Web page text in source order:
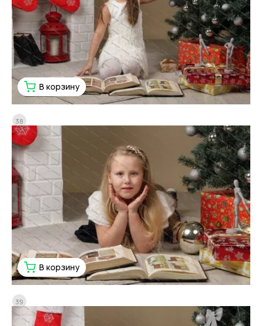
В корзину
В корзину
38
39